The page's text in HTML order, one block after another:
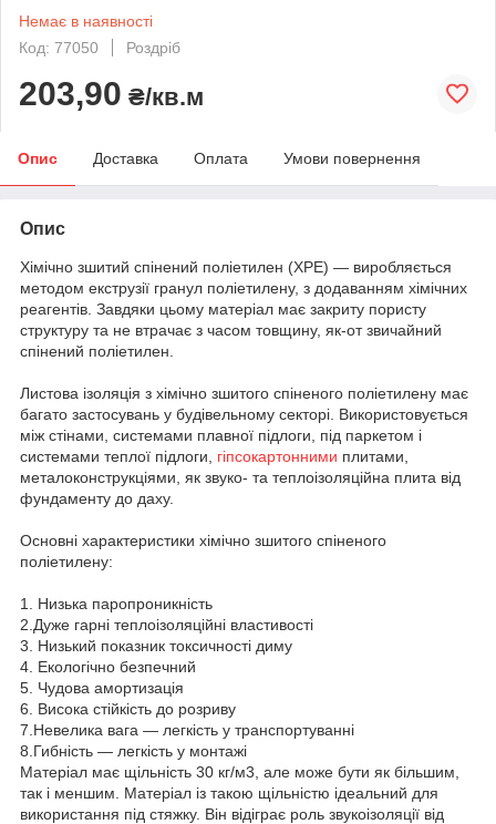
Немає в наявності
Код: 77050
Роздріб
203,90 ₴/кв.м
Опис Доставка Оплата Умови повернення
Опис
Хімічно зшитий спінений поліетилен (ХРЕ) — виробляється
методом екструзії гранул поліетилену, з додаванням хімічних
реагентів. Завдяки цьому матеріал має закриту пористу
структуру та не втрачає з часом товщину, як-от звичайний
спінений поліетилен.
Листова ізоляція з хімічно зшитого спіненого поліетилену має
багато застосувань у будівельному секторі. Використовується
між стінами, системами плавної підлоги, під паркетом і
системами теплої підлоги, гіпсокартонними плитами,
металоконструкціями, як звуко- та теплоізоляційна плита від
фундаменту до даху.
Основні характеристики хімічно зшитого спіненого
поліетилену:
1. Низька паропроникність
2.Дуже гарні теплоізоляційні властивості
3. Низький показник токсичності диму
4. Екологічно безпечний
5. Чудова амортизація
6. Висока стійкість до розриву
7.Невелика вага — легкість у транспортуванні
8.Гибність — легкість у монтажі
Матеріал має щільність 30 кг/м3, але може бути як більшим,
так і меншим. Матеріал із такою щільністю ідеальний для
використання під стяжку. Він відіграє роль звукоізоляції від